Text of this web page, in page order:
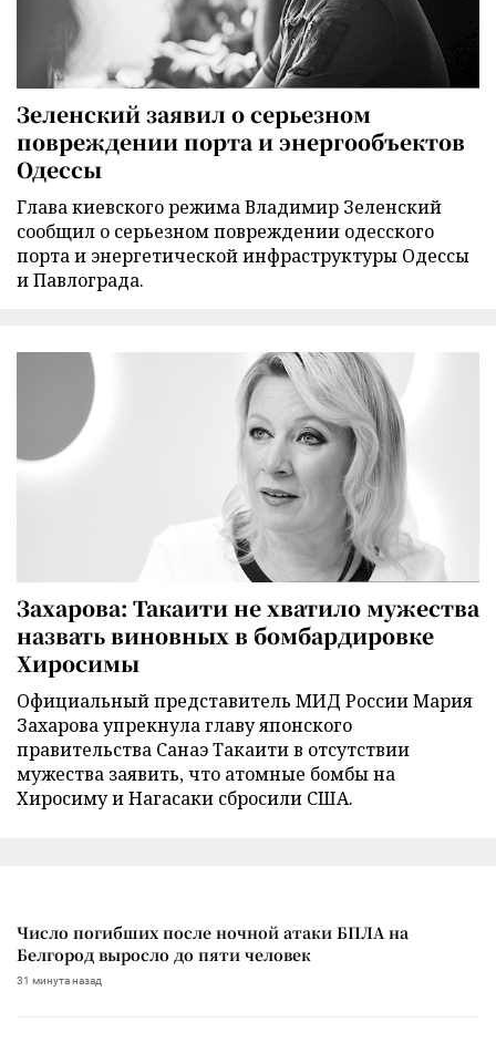
Зеленский заявил о серьезном
повреждении порта и энергообъектов
Одессы
Глава киевского режима Владимир Зеленский
сообщил о серьезном повреждении одесского
порта и энергетической инфраструктуры Одессы
и Павлограда.
Захарова: Такаити не хватило мужества
назвать виновных в бомбардировке
Хиросимы
Официальный представитель МИД России Мария
Захарова упрекнула главу японского
правительства Санаэ Такаити в отсутствии
мужества заявить, что атомные бомбы на
Хиросиму и Нагасаки сбросили США.
Число погибших после ночной атаки БПЛА на
Белгород выросло до пяти человек
31 минута назад